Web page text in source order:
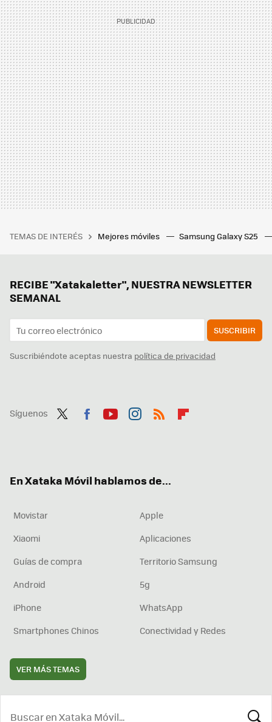
TEMAS DE INTERÉS Mejores móviles Samsung Galaxy S25
RECIBE "Xatakaletter", NUESTRA NEWSLETTER
SEMANAL
SUSCRIBIR
Suscribiéndote aceptas nuestra política de privacidad
Síguenos
En Xataka Móvil hablamos de...
Movistar
Apple
Xiaomi
Aplicaciones
Guías de compra
Territorio Samsung
Android
5g
iPhone
WhatsApp
Smartphones Chinos
Conectividad y Redes
VER MÁS TEMAS